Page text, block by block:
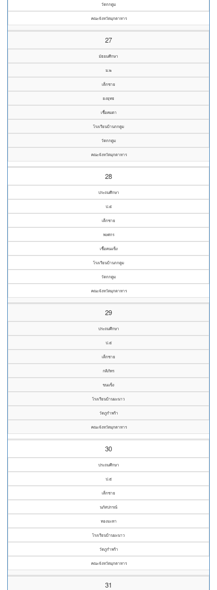
วัดกกตูม
คณะจังหวัดมุกดาหาร
27
มัธยมศึกษา
ม.๒
เด็กชาย
ยงยุทธ
เชื้อคมตา
โรงเรียนบ้านกกตูม
วัดกกตูม
คณะจังหวัดมุกดาหาร
28
ประถมศึกษา
ป.๕
เด็กชาย
พงศกร
เชื้อคนแข็ง
โรงเรียนบ้านกกตูม
วัดกกตูม
คณะจังหวัดมุกดาหาร
29
ประถมศึกษา
ป.๕
เด็กชาย
กติภัทร
ขนแข็ง
โรงเรียนบ้านมะนาว
วัดภูกำพร้า
คณะจังหวัดมุกดาหาร
30
ประถมศึกษา
ป.๕
เด็กชาย
นภัสปกรณ์
ทองมะหา
โรงเรียนบ้านมะนาว
วัดภูกำพร้า
คณะจังหวัดมุกดาหาร
31